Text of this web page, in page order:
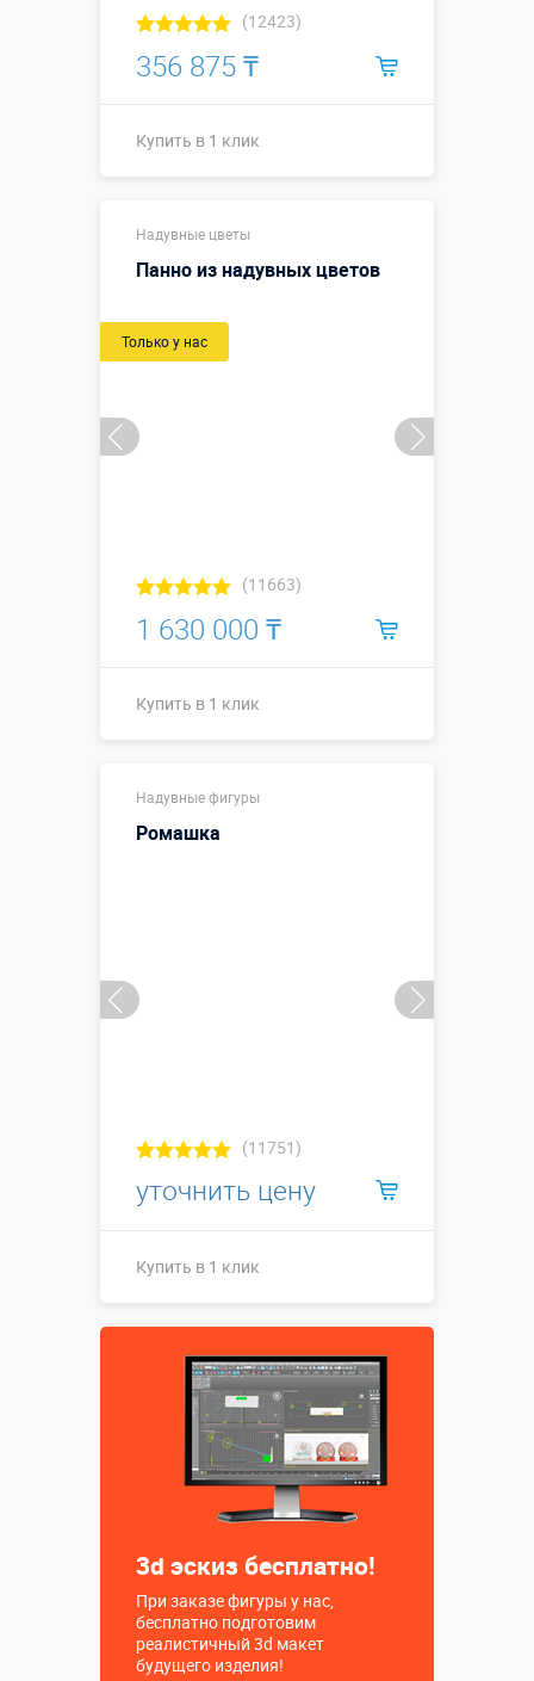
(12423)
356 875 ₸
Купить в 1 клик
Надувные цветы
Панно из надувных цветов
Только у нас
(11663)
1 630 000 ₸
Купить в 1 клик
Надувные фигуры
Ромашка
(11751)
уточнить цену
Купить в 1 клик
3d эскиз бесплатно!
При заказе фигуры у нас,
бесплатно подготовим
реалистичный 3d макет
будущего изделия!